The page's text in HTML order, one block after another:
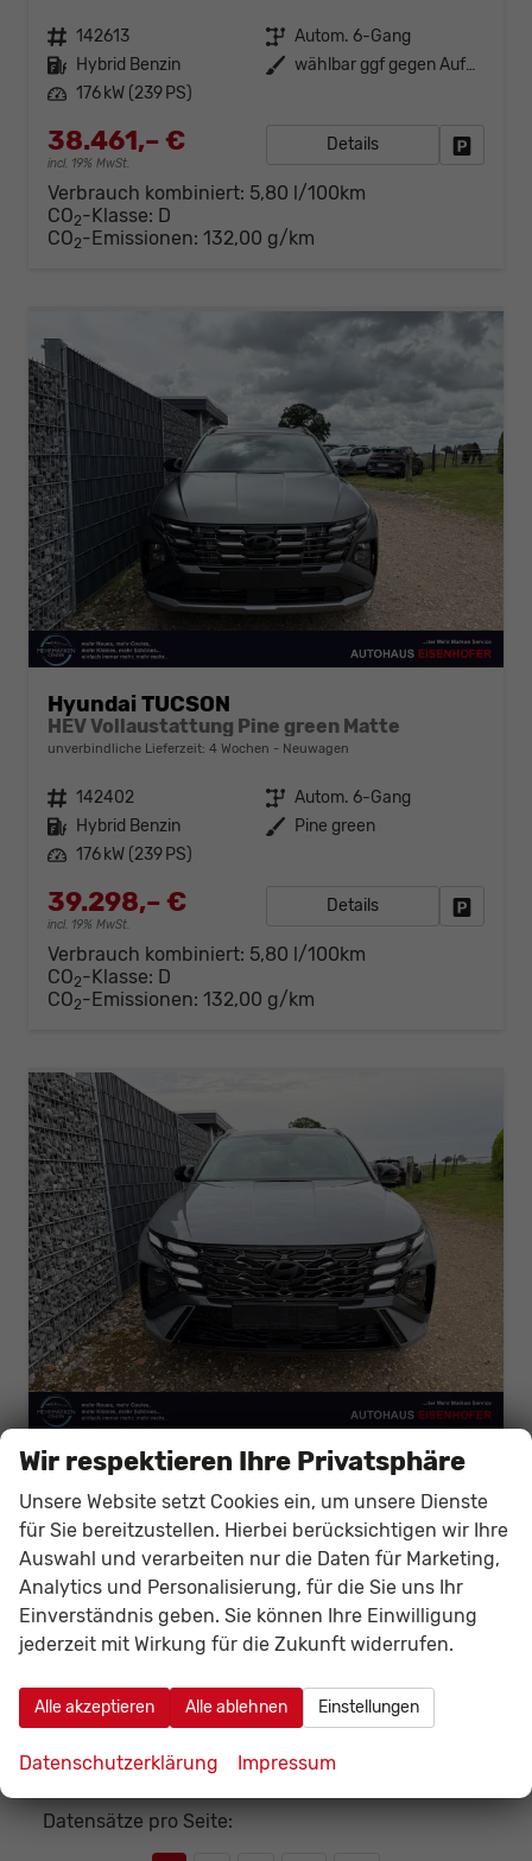
Fahrzeugnr. 142613 Getriebe Autom. 6-Gang
Kraftstoff Hybrid Benzin Außenfarbe
wählbar ggf gegen Aufpreis
Leistung 176 kW (239 PS)
38.461,– €
incl. 19% MwSt.
Details
Verbrauch kombiniert: 5,80 l/100km
CO2-Klasse: D
CO2-Emissionen: 132,00 g/km
Hyundai TUCSON
HEV Vollaustattung Pine green Matte
unverbindliche Lieferzeit: 4 Wochen Neuwagen
Fahrzeugnr. 142402 Getriebe Autom. 6-Gang
Kraftstoff Hybrid Benzin Außenfarbe Pine green
Leistung 176 kW (239 PS)
39.298,– €
incl. 19% MwSt.
Details
Verbrauch kombiniert: 5,80 l/100km
CO2-Klasse: D
CO2-Emissionen: 132,00 g/km
Hyundai TUCSON
unverbindliche Lieferzeit: 10 Tage Neuwagen
Fahrzeugnr. 142246 Getriebe Autom. 6-Gang
Kraftstoff Hybrid Benzin Außenfarbe Shadow grey
Leistung 176 kW (239 PS)
incl. 19% MwSt.
Verbrauch kombiniert:5,80 l/100km
CO2-Emissionen:132,00 g/km
Datensätze pro Seite:
Wir respektieren Ihre Privatsphäre
Unsere Website setzt Cookies ein, um unsere Dienste
für Sie bereitzustellen. Hierbei berücksichtigen wir Ihre
Auswahl und verarbeiten nur die Daten für Marketing,
Analytics und Personalisierung, für die Sie uns Ihr
Einverständnis geben. Sie können Ihre Einwilligung
jederzeit mit Wirkung für die Zukunft widerrufen.
Alle akzeptieren Alle ablehnen Einstellungen
Datenschutzerklärung Impressum